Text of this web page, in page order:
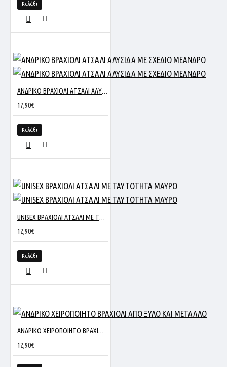
Καλάθι
ΑΝΔΡΙΚΟ ΒΡΑΧΙΟΛΙ ΑΤΣΑΛΙ ΑΛΥΣΙΔΑ ΜΕ ΣΧΕΔΙΟ ΜΕΑΝΔΡΟ
17,90€
Καλάθι
UNISEX ΒΡΑΧΙΟΛΙ ΑΤΣΑΛΙ ΜΕ ΤΑΥΤΟΤΗΤΑ ΜΑΥΡΟ
12,90€
Καλάθι
ΑΝΔΡΙΚΟ ΧΕΙΡΟΠΟΙΗΤΟ ΒΡΑΧΙΟΛΙ ΑΠΟ ΞΥΛΟ ΚΑΙ ΜΕΤΑΛΛΟ
12,90€